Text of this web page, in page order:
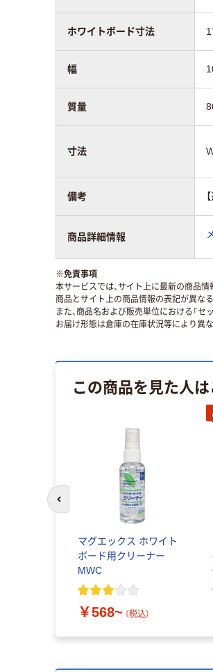
ホワイトボード寸法
幅
質量
寸法
備考
商品詳細情報
※免責事項
本サービスでは、サイト上に最新の商品情
商品とサイト上の商品情報の表記が異な
また、商品名および販売単位における「セ
お届け形態は倉庫の在庫状況等により異
この商品を見た人
マグエックス ホワイト
ボード用クリーナー
MWC
￥568~ （税込）
前のスライドへ